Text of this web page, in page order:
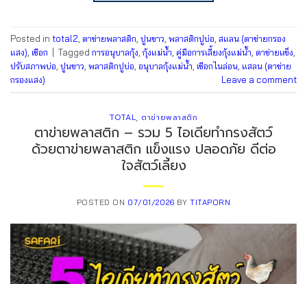
Posted in total2 ตาข่ายพลาสติก ปูนขาว พลาสติกปูบ่อ สแลน (ตาข่ายกรอง
แสง) เชือก Tagged การอนุบาลกุ้ง กุ้งแม่น้ำ คู่มือการเลี้ยงกุ้งแม่น้ำ ตาข่ายแข็ง
ปรับสภาพบ่อ ปูนขาว พลาสติกปูบ่อ อนุบาลกุ้งแม่น้ำ เชือกไนล่อน แสลน (ตาข่าย
กรองแสง)
Leave a comment
TOTAL, ตาข่ายพลาสติก
ตาข่ายพลาสติก – รวม 5 ไอเดียทำกรงสัตว์
ด้วยตาข่ายพลาสติก แข็งแรง ปลอดภัย ดีต่อ
ใจสัตว์เลี้ยง
POSTED ON 07/01/2026 BY TITAPORN